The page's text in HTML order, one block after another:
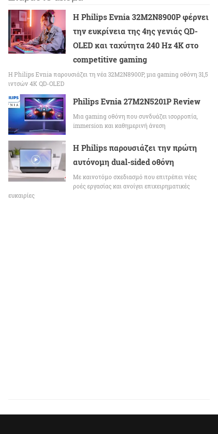
Η Philips Evnia 32M2N8900P φέρνει
την ευκρίνεια της 4ης γενιάς QD-
OLED και ταχύτητα 240 Hz 4K στο
competitive gaming
Η Philips Evnia παρουσιάζει τη νέα 32M2N8900P, μια gaming οθόνη 31,5
ιντσών 4K QD-OLED
Philips Evnia 27M2N5201P Review
Μια gaming οθόνη που συνδυάζει ισορροπία,
immersion και καθημερινή άνεση
Η Philips παρουσιάζει την πρώτη
αυτόνομη dual-sided οθόνη
Με καινοτόμο σχεδιασμό που επιτρέπει νέες
ροές εργασίας και ανοίγει επιχειρηματικές
ευκαιρίες